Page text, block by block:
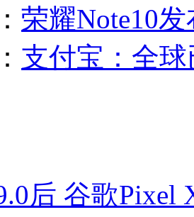
荣耀Note10
支付宝：全
后 谷歌Pixel